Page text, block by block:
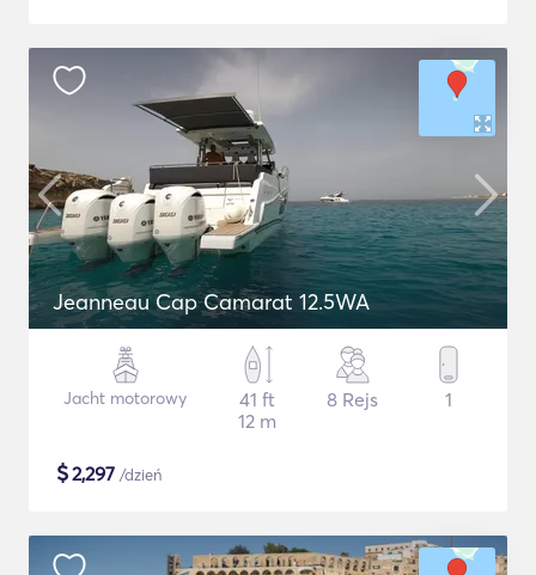
Jeanneau Cap Camarat 12.5WA
Jacht motorowy
41 ft
12 m
8 Rejs 1
$2,297 /dzień